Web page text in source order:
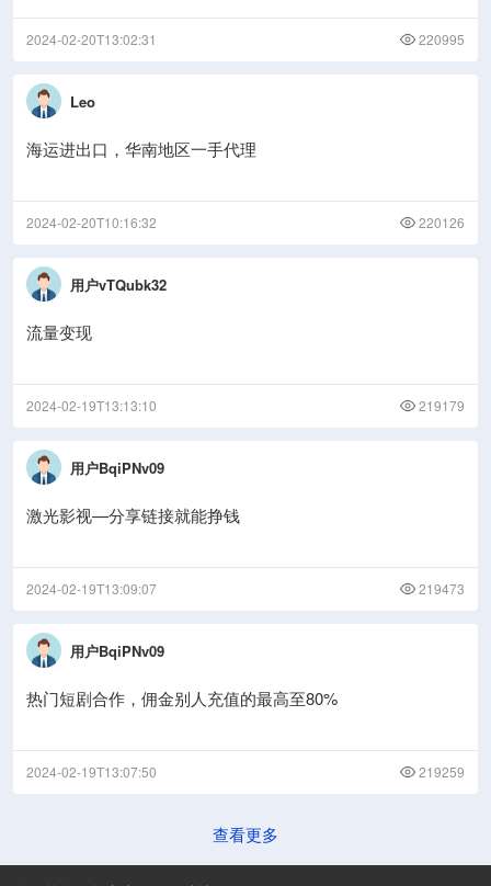
2024-02-20T13:02:31 220995
Leo
海运进出口，华南地区一手代理
2024-02-20T10:16:32 220126
用户vTQubk32
流量变现
2024-02-19T13:13:10 219179
用户BqiPNv09
激光影视—分享链接就能挣钱
2024-02-19T13:09:07 219473
用户BqiPNv09
热门短剧合作，佣金别人充值的最高至80%
2024-02-19T13:07:50 219259
查看更多